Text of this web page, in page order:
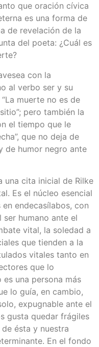
que oración cívica
es una forma de
de revelación de la
del poeta: ¿Cuál es
con la
al verbo ser y su
muerte no es de
pero también la
el tiempo que le
que no deja de
de humor negro ante
cita inicial de Rilke
Es el núcleo esencial
endecasílabos, con
humano ante el
vital, la soledad a
que tienden a la
vitales tanto en
que lo
es una persona más
lo guía, en cambio,
expugnable ante el
gusta quedar frágiles
ésta y nuestra
En el fondo